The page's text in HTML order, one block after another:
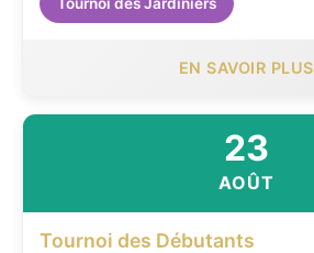
EN SAVOIR PLUS
23
AOÛT
Tournoi des Débutants